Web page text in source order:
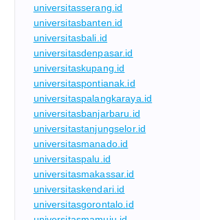
universitasserang.id
universitasbanten.id
universitasbali.id
universitasdenpasar.id
universitaskupang.id
universitaspontianak.id
universitaspalangkaraya.id
universitasbanjarbaru.id
universitastanjungselor.id
universitasmanado.id
universitaspalu.id
universitasmakassar.id
universitaskendari.id
universitasgorontalo.id